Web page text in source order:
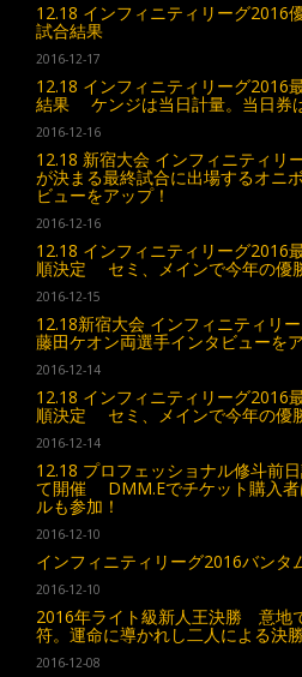
12.18 インフィニティリーグ2016
試合結果
2016-12-17
12.18 インフィニティリーグ2016
結果 ケンジは当日計量。当日券
2016-12-16
12.18 新宿大会 インフィニティリ
が決まる最終試合に出場するオニ
ビューをアップ！
2016-12-16
12.18 インフィニティリーグ2016
順決定 セミ、メインで今年の優
2016-12-15
12.18新宿大会 インフィニティリ
藤田ケオン両選手インタビューを
2016-12-14
12.18 インフィニティリーグ2016
順決定 セミ、メインで今年の優
2016-12-14
12.18 プロフェッショナル修斗前
て開催 DMM.Eでチケット購入者
ルも参加！
2016-12-10
インフィニティリーグ2016バンタ
2016-12-10
2016年ライト級新人王決勝 意地
符。運命に導かれし二人による決
2016-12-08